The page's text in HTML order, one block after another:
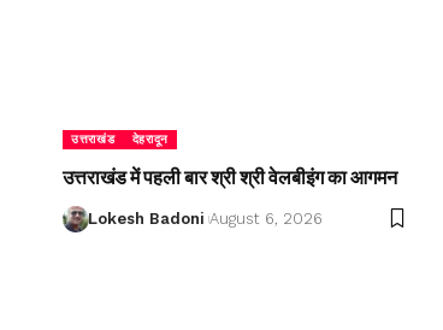
उत्तराखंड देहरादून
उत्तराखंड में पहली बार श्री श्री वेलबीइंग का आगमन
Lokesh Badoni August 6, 2026